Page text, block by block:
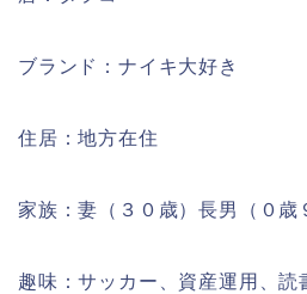
ブランド：ナイキ大好き
住居：地方在住
家族：妻（３０歳）長男（０歳
趣味：サッカー、資産運用、読